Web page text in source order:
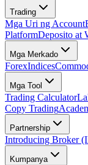
Trading
Mga Uri ng Account
PlatformDeposito at
Mga Merkado
ForexIndices
Mga Tool
Trading Calculator
Copy Trading
Partnership
Introducing Broker
Kumpanya